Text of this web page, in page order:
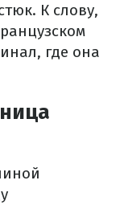
К слову,
где она